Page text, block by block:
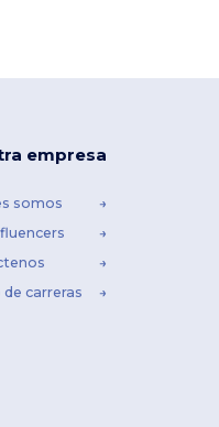
empresa
somos
carreras